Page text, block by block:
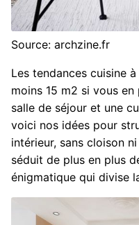
Source: archzine.fr
Les tendances cuisine
moins 15 m2 si vous
salle de séjour et une
voici nos idées pour
intérieur, sans cloison
séduit de plus en plus
énigmatique qui divise